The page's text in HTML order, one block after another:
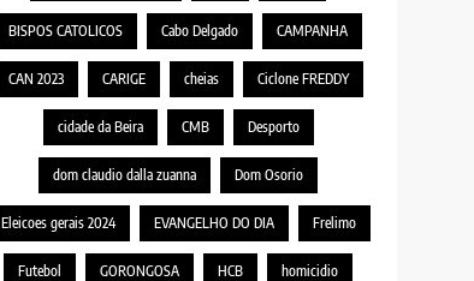
BISPOS CATOLICOS Cabo Delgado CAMPANHA
CAN 2023 CARIGE cheias Ciclone FREDDY
cidade da Beira CMB Desporto
dom claudio dalla zuanna Dom Osorio
Eleicoes gerais 2024 EVANGELHO DO DIA Frelimo
Futebol GORONGOSA HCB homicidio